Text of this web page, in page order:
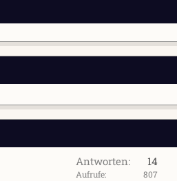
Antworten 14
Aufrufe 807